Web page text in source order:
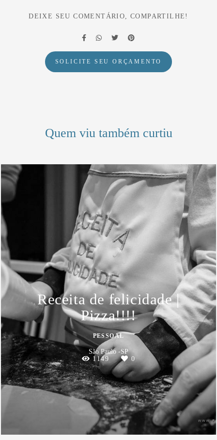
DEIXE SEU COMENTÁRIO, COMPARTILHE!
SOLICITE SEU ORÇAMENTO
Quem viu também curtiu
Receita de felicidade |
Pizza!!!!
PESSOAL
São Paulo -SP
1149
0